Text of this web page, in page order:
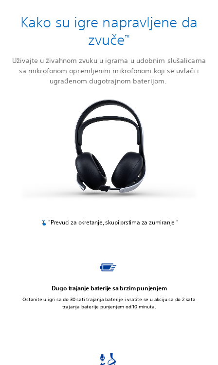
Kako su igre napravljene da
zvuče™
Uživajte u živahnom zvuku u igrama u udobnim slušalicama
sa mikrofonom opremljenim mikrofonom koji se uvlači i
ugrađenom dugotrajnom baterijom.
"Prevuci za okretanje, skupi prstima za zumiranje "
Dugo trajanje baterije sa brzim punjenjem
Ostanite u igri sa do 30 sati trajanja baterije i vratite se u akciju sa do 2 sata
trajanja baterije punjenjem od 10 minuta.